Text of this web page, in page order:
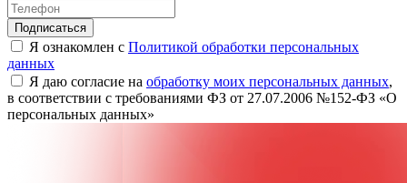
Подписаться
Я ознакомлен с Политикой обработки персональных
данных
Я даю согласие на обработку моих персональных данных,
в соответствии с требованиями ФЗ от 27.07.2006 №152-ФЗ «О
персональных данных»